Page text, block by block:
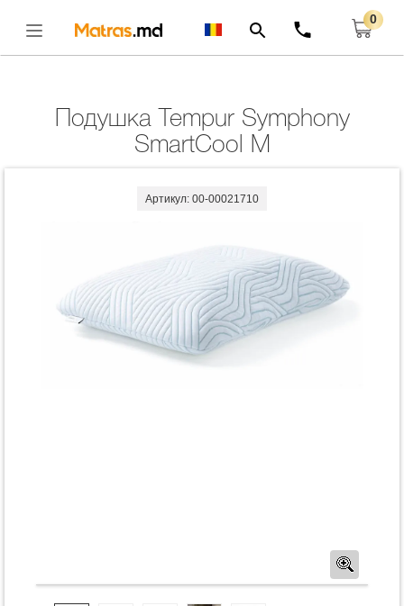
0
SmartCool M
Артикул: 00-00021710